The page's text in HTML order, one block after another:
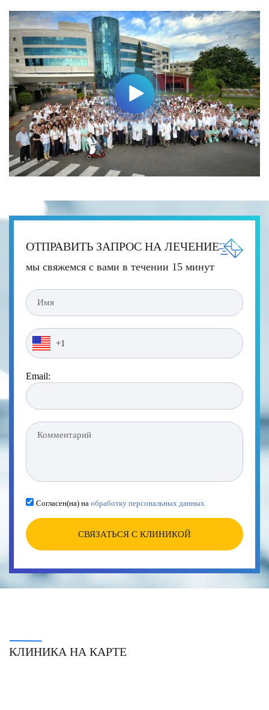
ОТПРАВИТЬ ЗАПРОС НА ЛЕЧЕНИЕ
мы свяжемся с вами в течении 15 минут
Email:
Согласен(на) на обработку персональных данных
СВЯЗАТЬСЯ С КЛИНИКОЙ
КЛИНИКА НА КАРТЕ